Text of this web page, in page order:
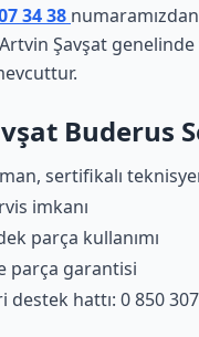
34 38
Şavşat
Buderus
sertifikalı
imkanı
parça kullanımı
parça garantisi
destek hattı: 0 850